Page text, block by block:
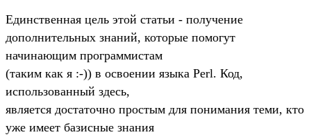
Единственная цель этой статьи - получение
дополнительных знаний, которые помогут
начинающим программистам
(таким как я :-)) в освоении языка Perl. Код,
использованный здесь,
является достаточно простым для понимания теми, кто
уже имеет базисные знания